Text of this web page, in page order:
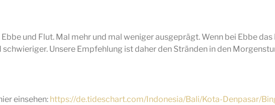
und Flut. Mal mehr und mal weniger ausgeprägt. Wenn bei Ebbe
Unsere Empfehlung ist daher den Stränden in den
einsehen: https://de.tideschart.com/Indonesia/Bali/Kota-Denpasar/